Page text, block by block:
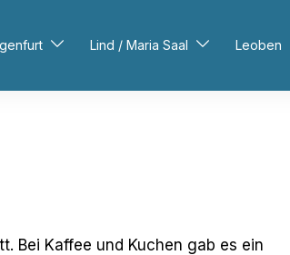
Lind / Maria Saal Leoben
Bei Kaffee und Kuchen gab es ein